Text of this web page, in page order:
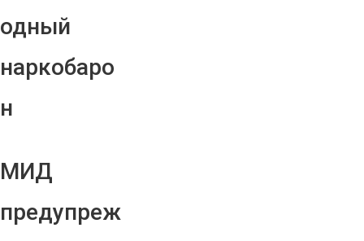
одный
наркобаро
н
МИД
предупреж